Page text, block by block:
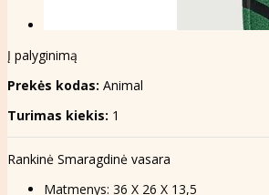
Į palyginimą
Prekės kodas: Animal
Turimas kiekis: 1
Rankinė Smaragdinė vasara
Matmenys: 36 X 26 X 13,5